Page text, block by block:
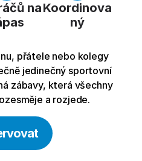
na Koordinova
ný
přátele nebo kolegy
jedinečný sportovní
zábavy, která všechny
a rozjede.